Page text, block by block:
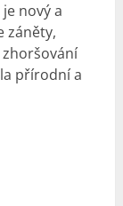
nový a
záněty,
přírodní a